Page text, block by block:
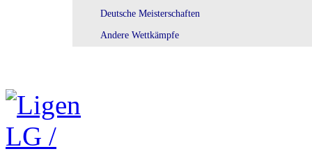
Deutsche Meisterschaften
Andere Wettkämpfe